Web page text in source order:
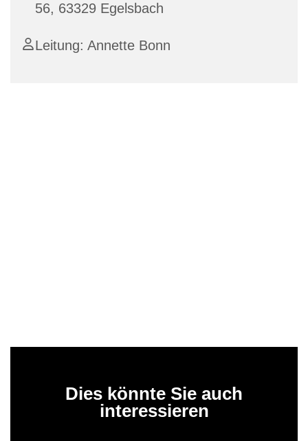
56, 63329 Egelsbach
Leitung: Annette Bonn
Dies könnte Sie auch
interessieren